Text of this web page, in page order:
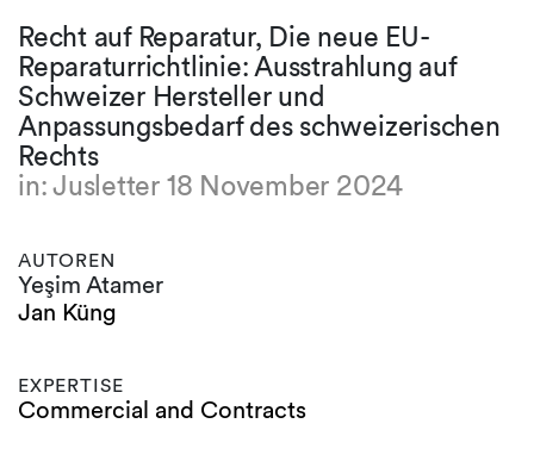
Recht auf Reparatur, Die neue EU-
Reparaturrichtlinie: Ausstrahlung auf
Schweizer Hersteller und
Anpassungsbedarf des schweizerischen
Rechts
in: Jusletter 18 November 2024
AUTOREN
Yeşim Atamer
Jan Küng
EXPERTISE
Commercial and Contracts